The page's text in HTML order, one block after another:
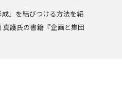
」を結びつける方法を紹
護氏の書籍『企画と集団